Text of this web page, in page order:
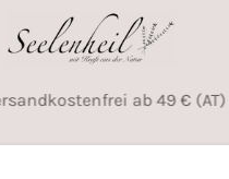
ab 49 € (AT)